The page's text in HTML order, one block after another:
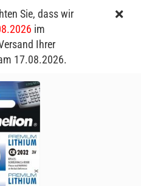
Sie, dass wir
im
Ihrer
17.08.2026.